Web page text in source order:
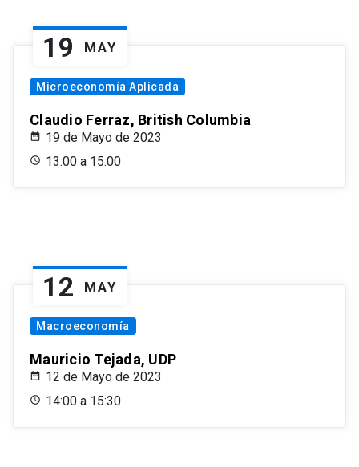
19 MAY
Microeconomía Aplicada
Claudio Ferraz, British Columbia
19 de Mayo de 2023
13:00 a 15:00
12 MAY
Macroeconomía
Mauricio Tejada, UDP
12 de Mayo de 2023
14:00 a 15:30